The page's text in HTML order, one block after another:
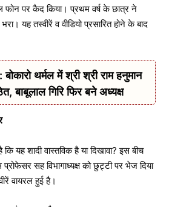
फोन पर कैद किया। प्रथम वर्ष के छात्र ने
यह तस्वीरें व वीडियो प्रसारित होने के बाद
थर्मल में श्री श्री राम हनुमान
बाबूलाल गिरि फिर बने अध्यक्ष
कि यह शादी वास्तविक है या दिखावा? इस बीच
सह विभागाध्यक्ष को छुट्टी पर भेज दिया
वायरल हुई है।